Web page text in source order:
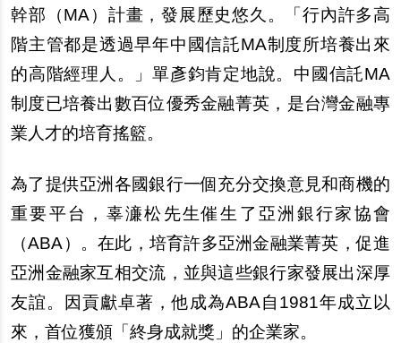
幹部（MA）計畫，發展歷史悠久。「行內許多高
階主管都是透過早年中國信託MA制度所培養出來
的高階經理人。」單彥鈞肯定地說。中國信託MA
制度已培養出數百位優秀金融菁英，是台灣金融專
業人才的培育搖籃。
為了提供亞洲各國銀行一個充分交換意見和商機的
重要平台，辜濓松先生催生了亞洲銀行家協會
（ABA）。在此，培育許多亞洲金融業菁英，促進
亞洲金融家互相交流，並與這些銀行家發展出深厚
友誼。因貢獻卓著，他成為ABA自1981年成立以
來，首位獲頒「終身成就獎」的企業家。